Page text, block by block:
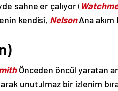
sahneler çalıyor (
kendisi, NelsonAna akım
Önceden öncül yaratan
unutulmaz bir izlenim